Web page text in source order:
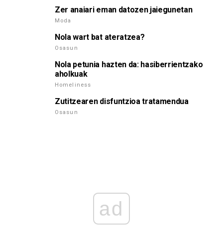
Zer anaiari eman datozen jaiegunetan
Moda
Nola wart bat ateratzea?
Osasun
Nola petunia hazten da: hasiberrientzako
aholkuak
Homeliness
Zutitzearen disfuntzioa tratamendua
Osasun
ad